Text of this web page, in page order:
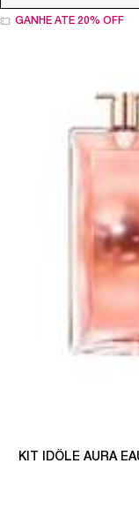
GANHE ATÉ 20% OFF
KIT IDÔLE AURA